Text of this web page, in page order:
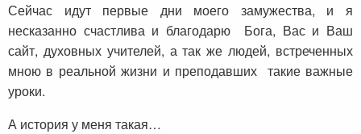
Сейчас идут первые дни моего замужества, и я
несказанно счастлива и благодарю Бога, Вас и Ваш
сайт, духовных учителей, а так же людей, встреченных
мною в реальной жизни и преподавших такие важные
уроки.
А история у меня такая…